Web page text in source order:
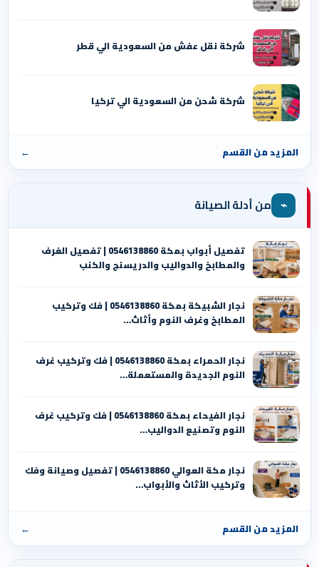
شركة نقل عفش من السعودية الي قطر
شركة شحن من السعودية الي تركيا
المزيد من القسم ←
⌁ من أدلة الصيانة
تفصيل أبواب بمكة 0546138860 | تفصيل الغرف
والمطابخ والدواليب والدريسنج والكنب
نجار الشبيكة بمكة 0546138860⁩ | فك وتركيب
المطابخ وغرف النوم وأثاث…
نجار الحمراء بمكة 0546138860⁩ | فك وتركيب غرف
النوم الجديدة والمستعملة…
نجار الفيحاء بمكة 0546138860⁩ | فك وتركيب غرف
النوم وتصنيع الدواليب…
نجار مكة العوالي 0546138860⁩ | تفصيل وصيانة وفك
وتركيب الأثاث والأبواب…
المزيد من القسم ←